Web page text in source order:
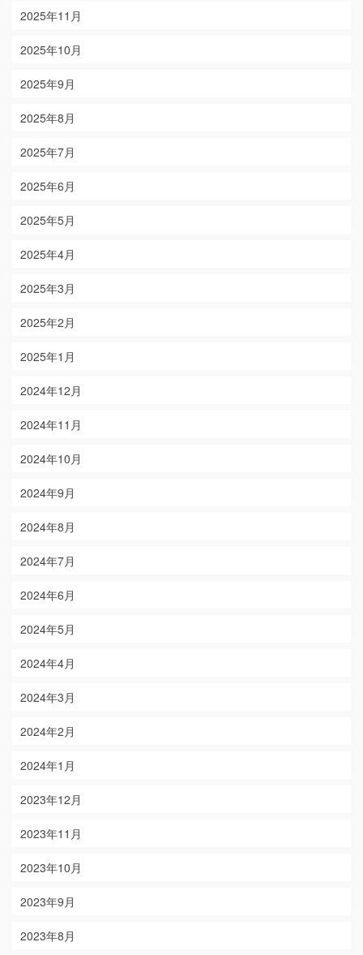
2025年11月
2025年10月
2025年9月
2025年8月
2025年7月
2025年6月
2025年5月
2025年4月
2025年3月
2025年2月
2025年1月
2024年12月
2024年11月
2024年10月
2024年9月
2024年8月
2024年7月
2024年6月
2024年5月
2024年4月
2024年3月
2024年2月
2024年1月
2023年12月
2023年11月
2023年10月
2023年9月
2023年8月